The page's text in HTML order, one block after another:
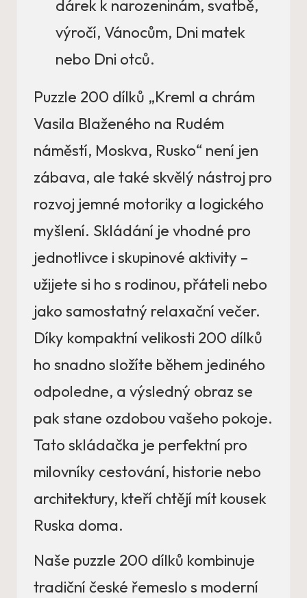
dárek k narozeninám, svatbě,
výročí, Vánocům, Dni matek
nebo Dni otců.
Puzzle 200 dílků „Kreml a chrám
Vasila Blaženého na Rudém
náměstí, Moskva, Rusko“ není jen
zábava, ale také skvělý nástroj pro
rozvoj jemné motoriky a logického
myšlení. Skládání je vhodné pro
jednotlivce i skupinové aktivity –
užijete si ho s rodinou, přáteli nebo
jako samostatný relaxační večer.
Díky kompaktní velikosti 200 dílků
ho snadno složíte během jediného
odpoledne, a výsledný obraz se
pak stane ozdobou vašeho pokoje.
Tato skládačka je perfektní pro
milovníky cestování, historie nebo
architektury, kteří chtějí mít kousek
Ruska doma.
Naše puzzle 200 dílků kombinuje
tradiční české řemeslo s moderní